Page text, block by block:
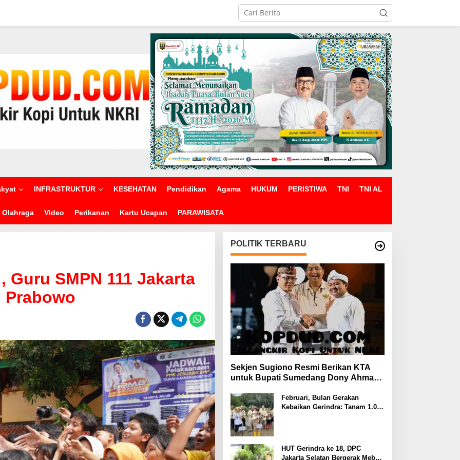
INFRASTRUKTUR KESEHATAN Pendidikan Agama HUKUM PERISTIWA TNI TNI AL
Olahraga Video Perikanan Kartu Ucapan PARAWISATA
Guru SMPN 111 Jakarta
POLITIK TERBARU
Sekjen Sugiono Resmi Berikan KTA
untuk Bupati Sumedang Dony Ahmad
Februari, Bulan Gerakan
Kebaikan Gerindra: Tanam 1.000
HUT Gerindra ke 18, DPC
Jakarta Selatan Bergerak Meberi